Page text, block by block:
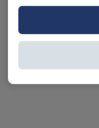
Sì Parts S.r.l.
accessori per
il mondo per
catalogo,